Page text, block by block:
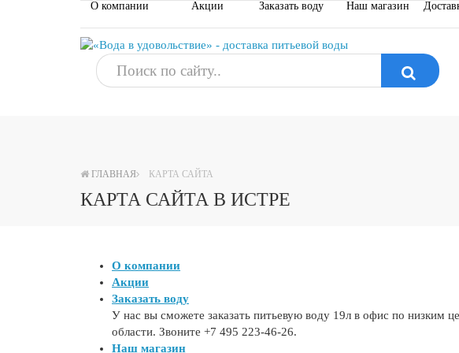
О компании Акции Заказать воду Наш магазин
ГЛАВНАЯ КАРТА САЙТА
КАРТА САЙТА В ИСТРЕ
О компании
Акции
Заказать воду
У нас вы сможете заказать питьевую воду 19л в офис по низким
области. Звоните +7 495 223-46-26.
Наш магазин